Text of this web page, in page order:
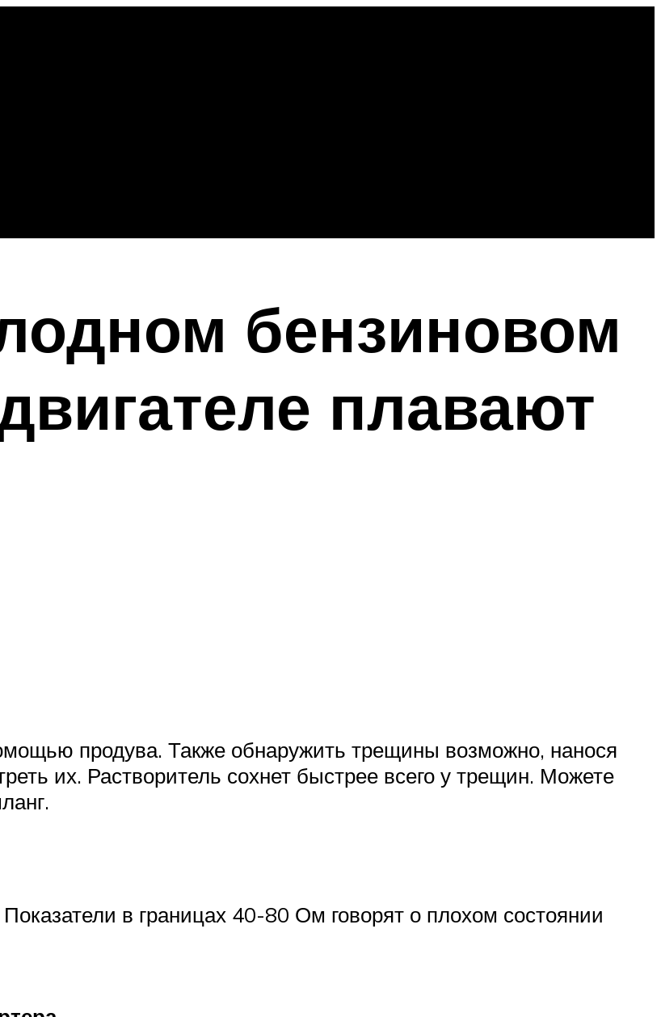
бензиновом
плавают
продува. Также обнаружить трещины возможно, нанося
их. Растворитель сохнет быстрее всего у трещин. Можете
в границах 40-80 Ом говорят о плохом состоянии